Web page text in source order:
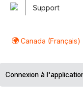
Support
Canada (Français)
Connexion à